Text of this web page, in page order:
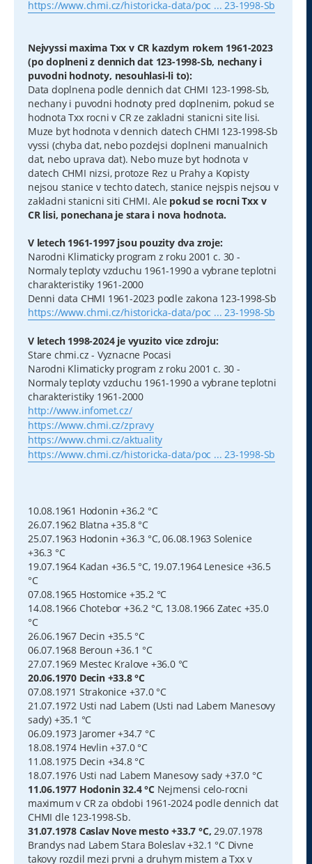
https://www.chmi.cz/historicka-data/poc ... 23-1998-Sb
Nejvyssi maxima Txx v CR kazdym rokem 1961-2023
(po doplneni z dennich dat 123-1998-Sb, nechany i
puvodni hodnoty, nesouhlasi-li to):
Data doplnena podle dennich dat CHMI 123-1998-Sb,
nechany i puvodni hodnoty pred doplnenim, pokud se
hodnota Txx rocni v CR ze zakladni stanicni site lisi.
Muze byt hodnota v dennich datech CHMI 123-1998-Sb
vyssi (chyba dat, nebo pozdejsi doplneni manualnich
dat, nebo uprava dat). Nebo muze byt hodnota v
datech CHMI nizsi, protoze Rez u Prahy a Kopisty
nejsou stanice v techto datech, stanice nejspis nejsou v
zakladni stanicni siti CHMI. Ale pokud se rocni Txx v
CR lisi, ponechana je stara i nova hodnota.
V letech 1961-1997 jsou pouzity dva zroje:
Narodni Klimaticky program z roku 2001 c. 30 -
Normaly teploty vzduchu 1961-1990 a vybrane teplotni
charakteristiky 1961-2000
Denni data CHMI 1961-2023 podle zakona 123-1998-Sb
https://www.chmi.cz/historicka-data/poc ... 23-1998-Sb
V letech 1998-2024 je vyuzito vice zdroju:
Stare chmi.cz - Vyznacne Pocasi
Narodni Klimaticky program z roku 2001 c. 30 -
Normaly teploty vzduchu 1961-1990 a vybrane teplotni
charakteristiky 1961-2000
http://www.infomet.cz/
https://www.chmi.cz/zpravy
https://www.chmi.cz/aktuality
https://www.chmi.cz/historicka-data/poc ... 23-1998-Sb
10.08.1961 Hodonin +36.2 °C
26.07.1962 Blatna +35.8 °C
25.07.1963 Hodonin +36.3 °C, 06.08.1963 Solenice
+36.3 °C
19.07.1964 Kadan +36.5 °C, 19.07.1964 Lenesice +36.5
°C
07.08.1965 Hostomice +35.2 °C
14.08.1966 Chotebor +36.2 °C, 13.08.1966 Zatec +35.0
°C
26.06.1967 Decin +35.5 °C
06.07.1968 Beroun +36.1 °C
27.07.1969 Mestec Kralove +36.0 °C
20.06.1970 Decin +33.8 °C
07.08.1971 Strakonice +37.0 °C
21.07.1972 Usti nad Labem (Usti nad Labem Manesovy
sady) +35.1 °C
06.09.1973 Jaromer +34.7 °C
18.08.1974 Hevlin +37.0 °C
11.08.1975 Decin +34.8 °C
18.07.1976 Usti nad Labem Manesovy sady +37.0 °C
11.06.1977 Hodonin 32.4 °CNejmensi celo-rocni
maximum v CR za obdobi 1961-2024 podle dennich dat
CHMI dle 123-1998-Sb.
31.07.1978 Caslav Nove mesto +33.7 °C, 29.07.1978
Brandys nad Labem Stara Boleslav +32.1 °C Divne
takovy rozdil mezi prvni a druhym mistem a Txx v